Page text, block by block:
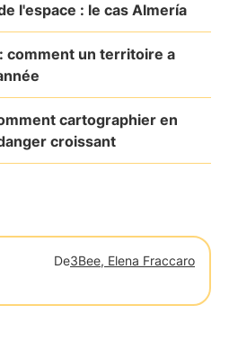
l'espace : le cas Almería
comment un territoire a
cartographier en
croissant
De3Bee, Elena Fraccaro